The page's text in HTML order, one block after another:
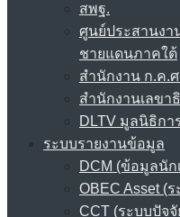
สพฐ.
ศูนย์ประสานงา
ชายแดนภาคใต้
สำนักงาน ก.ค.ศ
สำนักงานเลขา
DLTV มูลนิธิกา
ระบบรายงานข้อมูล
DCM (ข้อมูลนัก
OBEC Asset (
CCT (ระบบปัจ